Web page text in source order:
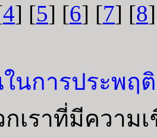
4] [5] [6] [7] [8
นการประพฤ
เราที่มีความ